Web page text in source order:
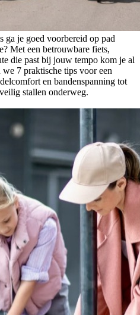
ga je goed voorbereid op pad
Met een betrouwbare fiets,
die past bij jouw tempo kom je al
7 praktische tips voor een
en bandenspanning tot
stallen onderweg.